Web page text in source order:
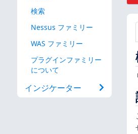
検索
Nessus ファミリー
WAS ファミリー
プラグインファミリー
について
インジケーター